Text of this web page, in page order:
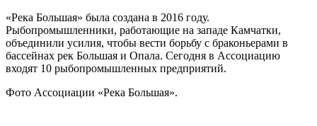
«Река Большая» была создана в 2016 году.
Рыбопромышленники, работающие на западе Камчатки,
объединили усилия, чтобы вести борьбу с браконьерами в
бассейнах рек Большая и Опала. Сегодня в Ассоциацию
входят 10 рыбопромышленных предприятий.
Фото Ассоциации «Река Большая».